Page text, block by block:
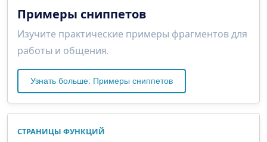
Примеры сниппетов
Изучите практические примеры фрагментов для
работы и общения.
Узнать больше: Примеры сниппетов
СТРАНИЦЫ ФУНКЦИЙ